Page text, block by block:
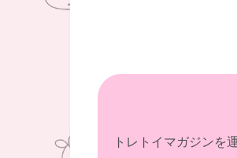
トレトイマガジンを